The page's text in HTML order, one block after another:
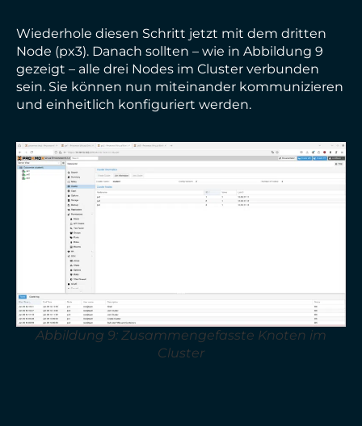
Wiederhole diesen Schritt jetzt mit dem dritten
Node (px3). Danach sollten – wie in Abbildung 9
gezeigt – alle drei Nodes im Cluster verbunden
sein. Sie können nun miteinander kommunizieren
und einheitlich konfiguriert werden.
Abbildung 9: Zusammengefasste Knoten im
Cluster